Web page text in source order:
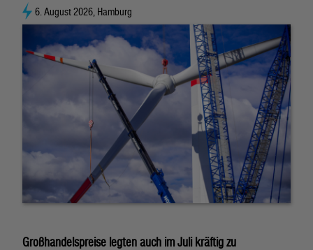
6. August 2026, Hamburg
Großhandelspreise legten auch im Juli kräftig zu